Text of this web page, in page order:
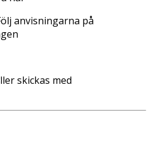
anvisningarna på
skickas med